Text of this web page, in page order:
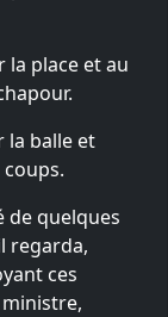
la place et au
la balle et
de quelques
regarda,
ces